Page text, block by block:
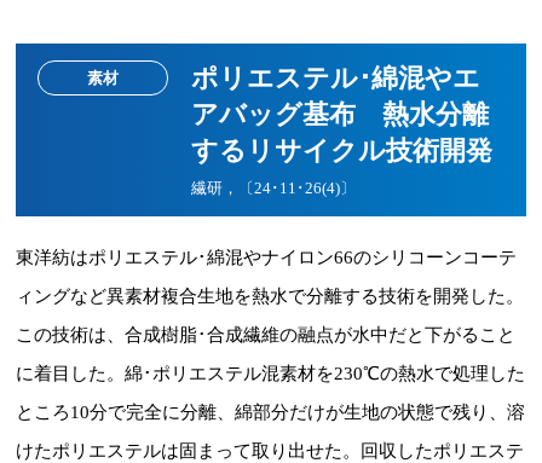
素材
ポリエステル･綿混やエ
アバッグ基布 熱水分離
するリサイクル技術開発
繊研，〔24･11･26(4)〕
東洋紡はポリエステル･綿混やナイロン66のシリコーンコーテ
ィングなど異素材複合生地を熱水で分離する技術を開発した。
この技術は、合成樹脂･合成繊維の融点が水中だと下がること
に着目した。綿･ポリエステル混素材を230℃の熱水で処理した
ところ10分で完全に分離、綿部分だけが生地の状態で残り、溶
けたポリエステルは固まって取り出せた。回収したポリエステ